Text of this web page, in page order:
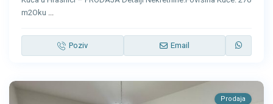
m2Oku ...
Poziv Email
Prodaja